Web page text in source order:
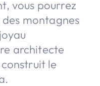
vous pourrez
montagnes
architecte
le